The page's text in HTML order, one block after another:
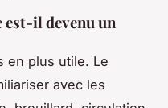
il devenu un
en plus utile. Le
avec les